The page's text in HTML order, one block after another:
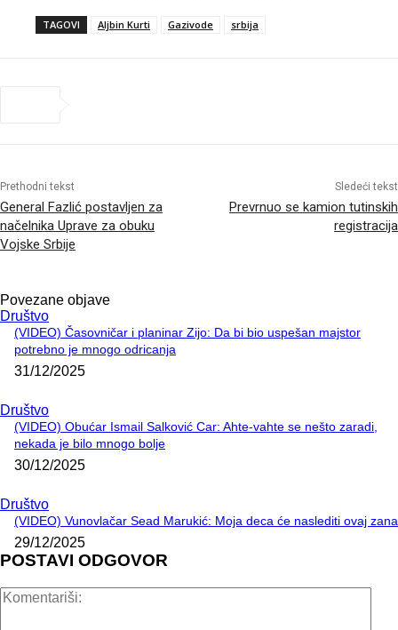
TAGOVI Aljbin Kurti Gazivode srbija
Prethodni tekst
General Fazlić postavljen za
načelnika Uprave za obuku
Vojske Srbije
Sledeći tekst
Prevrnuo se kamion tutinskih
registracija
Povezane objave
Društvo
(VIDEO) Časovničar i planinar Zijo: Da bi bio uspešan majstor
potrebno je mnogo odricanja
31/12/2025
Društvo
(VIDEO) Obućar Ismail Salković Car: Ahte-vahte se nešto zaradi,
nekada je bilo mnogo bolje
30/12/2025
Društvo
(VIDEO) Vunovlačar Sead Marukić: Moja deca će naslediti ovaj
29/12/2025
POSTAVI ODGOVOR